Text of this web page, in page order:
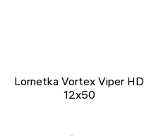
Lornetka Vortex Viper HD
12x50